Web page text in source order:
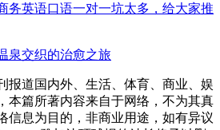
务英语口语一对一坑太多，给大家推
泉交织的治愈之旅
报道国内外、生活、体育、商业、娱
本篇所著内容来自于网络，不为其真
信息为目的，非商业用途，如有异议